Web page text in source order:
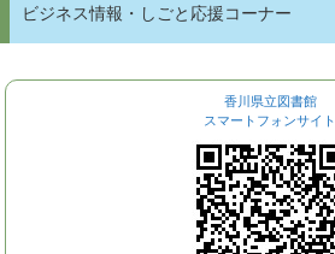
ビジネス情報・しごと応援コーナー
香川県立図書館
スマートフォンサイト